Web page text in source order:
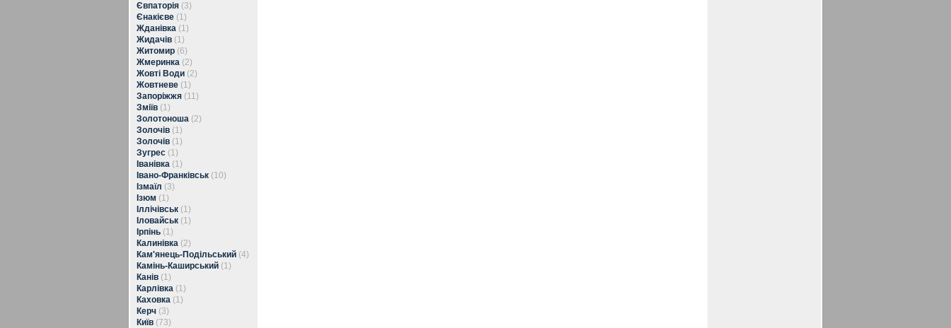
Євпаторія (3)
Єнакієве (1)
Жданівка (1)
Жидачів (1)
Житомир (6)
Жмеринка (2)
Жовті Води (2)
Жовтневе (1)
Запоріжжя (11)
Зміїв (1)
Золотоноша (2)
Золочів (1)
Золочів (1)
Зугрес (1)
Іванівка (1)
Івано-Франківськ (10)
Ізмаїл (3)
Ізюм (1)
Іллічівськ (1)
Іловайськ (1)
Ірпінь (1)
Калинівка (2)
Кам'янець-Подільський (4)
Камінь-Каширський (1)
Канів (1)
Карлівка (1)
Каховка (1)
Керч (3)
Київ (73)